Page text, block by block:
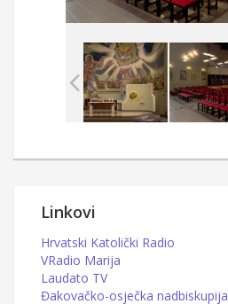
Linkovi
Hrvatski Katolički Radio
VRadio Marija
Laudato TV
Đakovačko-osječka nadbiskupija